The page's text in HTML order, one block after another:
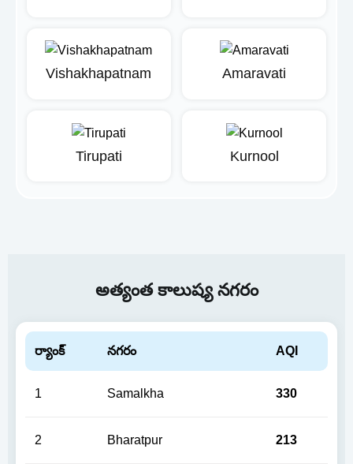
Vishakhapatnam Amaravati
Tirupati Kurnool
అత్యంత కాలుష్య నగరం
ర్యాంక్ నగరం AQI
1 Samalkha 330
2 Bharatpur 213